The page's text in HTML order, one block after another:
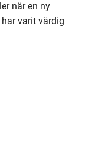
när en ny
varit värdig